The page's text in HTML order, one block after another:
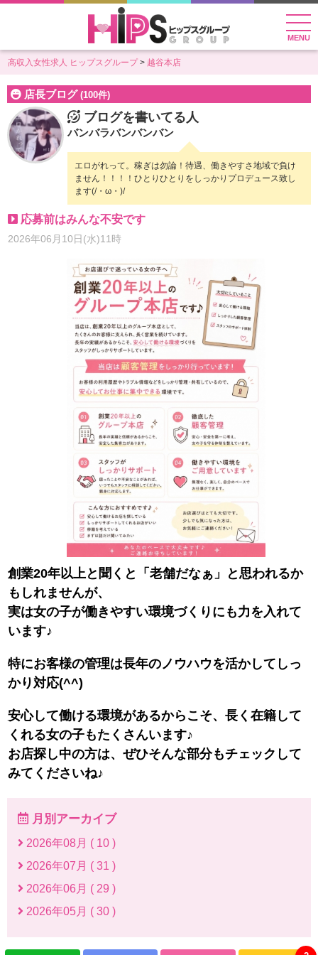
MENU
高収入女性求人 ヒップスグループ 越谷本店
店長ブログ (100件)
ブログを書いてる人
バンバラバンバンバン
エロがれって。稼ぎは勿論！待遇、働きやすさ地域で負け
ません！！！！ひとりひとりをしっかりプロデュース致し
ます(/・ω・)/
応募前はみんな不安です
2026年06月10日(水)11時
創業20年以上と聞くと「老舗だなぁ」と思われるか
もしれませんが、
実は女の子が働きやすい環境づくりにも力を入れて
います♪
特にお客様の管理は長年のノウハウを活かしてしっ
かり対応(^^)
安心して働ける環境があるからこそ、長く在籍して
くれる女の子もたくさんいます♪
お店探し中の方は、ぜひそんな部分もチェックして
みてくださいね♪
月別アーカイブ
2026年08月 ( 10 )
2026年07月 ( 31 )
2026年06月 ( 29 )
2026年05月 ( 30 )